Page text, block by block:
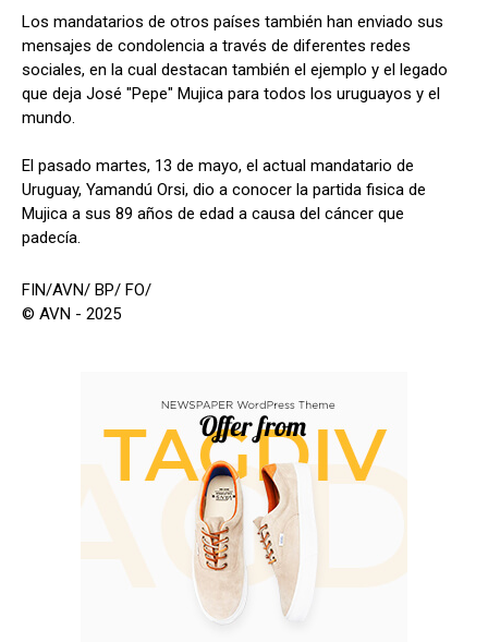
Los mandatarios de otros países también han enviado sus
mensajes de condolencia a través de diferentes redes
sociales, en la cual destacan también el ejemplo y el legado
que deja José "Pepe" Mujica para todos los uruguayos y el
mundo.
El pasado martes, 13 de mayo, el actual mandatario de
Uruguay, Yamandú Orsi, dio a conocer la partida fisica de
Mujica a sus 89 años de edad a causa del cáncer que
padecía.
FIN/AVN/ BP/ FO/
© AVN - 2025